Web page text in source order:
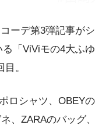
ーデ第3弾記事が
「ViViモの4大ふ
。
ロシャツ、OBEY
、ZARAのバッグ